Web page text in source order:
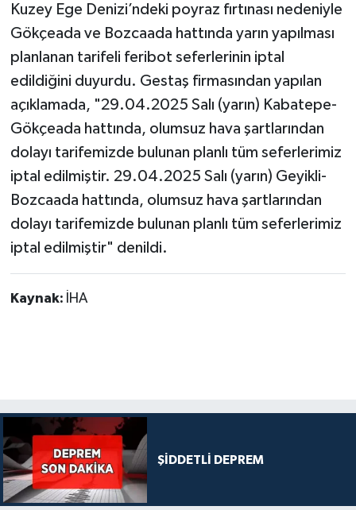
Kuzey Ege Denizi’ndeki poyraz fırtınası nedeniyle
Gökçeada ve Bozcaada hattında yarın yapılması
planlanan tarifeli feribot seferlerinin iptal
edildiğini duyurdu. Gestaş firmasından yapılan
açıklamada, "29.04.2025 Salı (yarın) Kabatepe-
Gökçeada hattında, olumsuz hava şartlarından
dolayı tarifemizde bulunan planlı tüm seferlerimiz
iptal edilmiştir. 29.04.2025 Salı (yarın) Geyikli-
Bozcaada hattında, olumsuz hava şartlarından
dolayı tarifemizde bulunan planlı tüm seferlerimiz
iptal edilmiştir" denildi.
Kaynak: İHA
ŞİDDETLİ DEPREM